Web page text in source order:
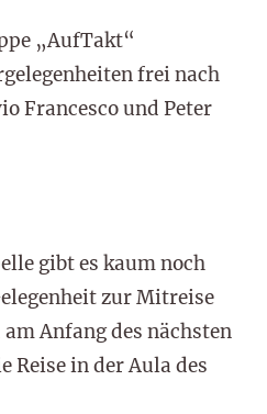
„AufTakt“
frei nach
Francesco und Peter
gibt es kaum noch
zur Mitreise
Anfang des nächsten
Reise in der Aula des